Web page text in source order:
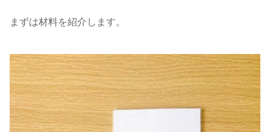
まずは材料を紹介します。